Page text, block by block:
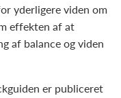
yderligere viden om
effekten af at
af balance og viden
er publiceret